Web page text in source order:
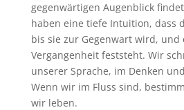
gegenwärtigen Augenblick
haben eine tiefe Intuition, dass
bis sie zur Gegenwart wird, und
Vergangenheit feststeht. Wir
unserer Sprache, im Denken
Wenn wir im Fluss sind,
wir leben.